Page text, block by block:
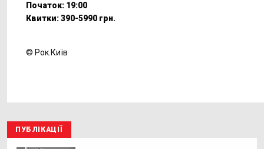
Початок: 19:00
Квитки: 390-5990 грн.
© Рок.Київ
ПУБЛІКАЦІЇ